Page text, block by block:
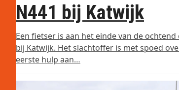
N441 bij Katwijk
Een fietser is aan het einde van de
bij Katwijk. Het slachtoffer is met spoed
eerste hulp aan…